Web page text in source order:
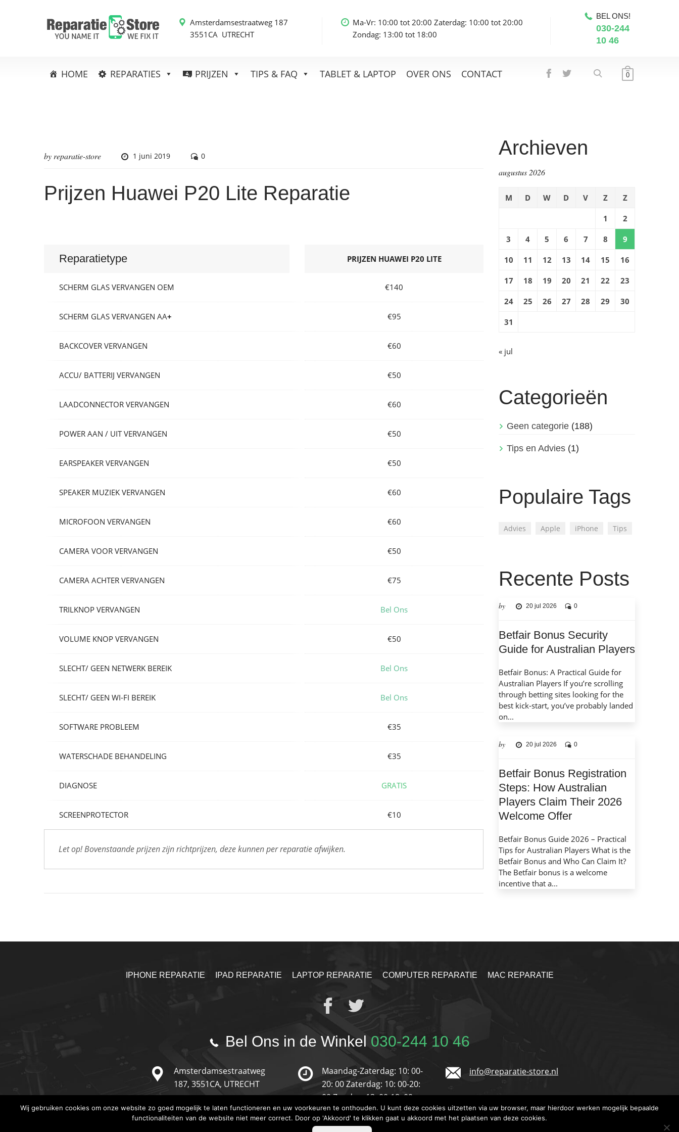
Amsterdamsestraatweg 187
3551CA UTRECHT
Ma-Vr: 10:00 tot 20:00 Zaterdag: 10:00 tot 20:00
Zondag: 13:00 tot 18:00
BEL ONS!
030-244
10 46
HOME REPARATIES PRIJZEN TIPS & FAQ TABLET & LAPTOP OVER ONS CONTACT 0
by reparatie-store 1 juni 2019 0
Prijzen Huawei P20 Lite Reparatie
Reparatietype PRIJZEN HUAWEI P20 LITE
SCHERM GLAS VERVANGEN OEM €140
SCHERM GLAS VERVANGEN AA+ €95
BACKCOVER VERVANGEN €60
ACCU/ BATTERIJ VERVANGEN €50
LAADCONNECTOR VERVANGEN €60
POWER AAN / UIT VERVANGEN €50
EARSPEAKER VERVANGEN €50
SPEAKER MUZIEK VERVANGEN €60
MICROFOON VERVANGEN €60
CAMERA VOOR VERVANGEN €50
CAMERA ACHTER VERVANGEN €75
TRILKNOP VERVANGEN Bel Ons
VOLUME KNOP VERVANGEN €50
SLECHT/ GEEN NETWERK BEREIK Bel Ons
SLECHT/ GEEN WI-FI BEREIK Bel Ons
SOFTWARE PROBLEEM €35
WATERSCHADE BEHANDELING €35
DIAGNOSE GRATIS
SCREENPROTECTOR €10
Let op! Bovenstaande prijzen zijn richtprijzen, deze kunnen per reparatie afwijken.
Archieven
augustus 2026
M D W D V Z Z
1 2
3 4 5 6 7 8 9
10 11 12 13 14 15 16
17 18 19 20 21 22 23
24 25 26 27 28 29 30
31
« jul
Categorieën
Geen categorie (188)
Tips en Advies (1)
Populaire Tags
Advies Apple iPhone Tips
Recente Posts
by 20 jul 2026 0
Betfair Bonus Security
Guide for Australian Players
Betfair Bonus: A Practical Guide for
Australian Players If you’re scrolling
through betting sites looking for the
best kick‑start, you’ve probably landed
on...
by 20 jul 2026 0
Betfair Bonus Registration
Steps: How Australian
Players Claim Their 2026
Welcome Offer
Betfair Bonus Guide 2026 – Practical
Tips for Australian Players What is the
Betfair Bonus and Who Can Claim It?
The Betfair bonus is a welcome
incentive that a...
IPHONE REPARATIE IPAD REPARATIE LAPTOP REPARATIE COMPUTER REPARATIE MAC REPARATIE
Bel Ons in de Winkel 030-244 10 46
Amsterdamsestraatweg
187, 3551CA, UTRECHT
Maandag-Zaterdag: 10: 00-
20: 00 Zaterdag: 10: 00-20:
00Zondag: 13: 00-18: 00
info@reparatie-store.nl
© 2019 Reparatie-Store. Alle Rechten Voorbehouden.
Wij gebruiken cookies om onze website zo goed mogelijk te laten functioneren en uw voorkeuren te onthouden. U kunt deze cookies uitzetten via uw browser, maar hierdoor werken mogelijk bepaalde
functionaliteiten van de website niet meer correct. Door op 'Akkoord' te klikken gaat u akkoord met het plaatsen van deze cookies.